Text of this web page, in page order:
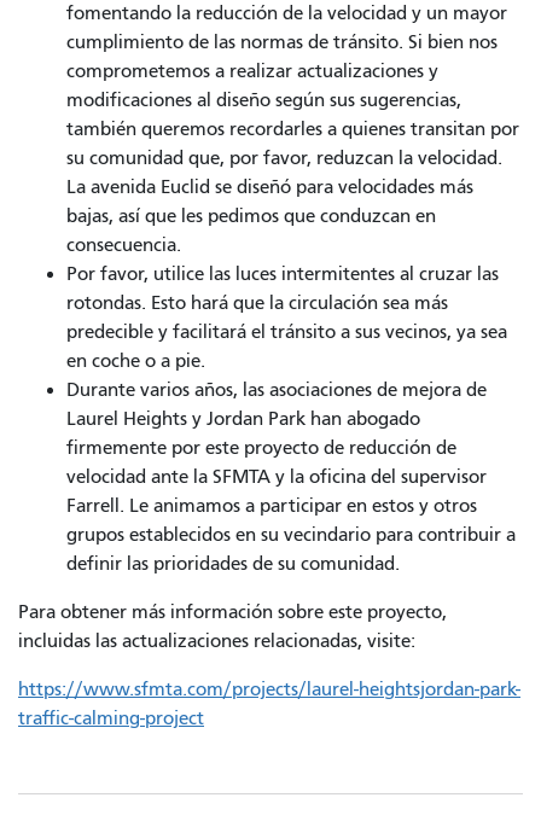
fomentando la reducción de la velocidad y un mayor
cumplimiento de las normas de tránsito. Si bien nos
comprometemos a realizar actualizaciones y
modificaciones al diseño según sus sugerencias,
también queremos recordarles a quienes transitan por
su comunidad que, por favor, reduzcan la velocidad.
La avenida Euclid se diseñó para velocidades más
bajas, así que les pedimos que conduzcan en
consecuencia.
Por favor, utilice las luces intermitentes al cruzar las
rotondas. Esto hará que la circulación sea más
predecible y facilitará el tránsito a sus vecinos, ya sea
en coche o a pie.
Durante varios años, las asociaciones de mejora de
Laurel Heights y Jordan Park han abogado
firmemente por este proyecto de reducción de
velocidad ante la SFMTA y la oficina del supervisor
Farrell. Le animamos a participar en estos y otros
grupos establecidos en su vecindario para contribuir a
definir las prioridades de su comunidad.
Para obtener más información sobre este proyecto,
incluidas las actualizaciones relacionadas, visite:
https://www.sfmta.com/projects/laurel-heightsjordan-park-
traffic-calming-project